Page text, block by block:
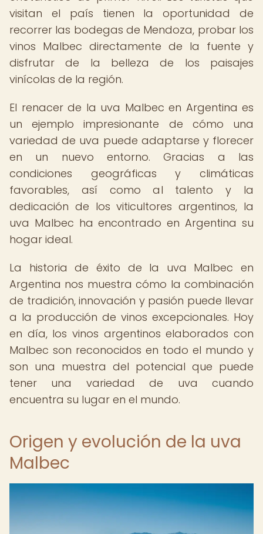
visitan el país tienen la oportunidad de
recorrer las bodegas de Mendoza, probar los
vinos Malbec directamente de la fuente y
disfrutar de la belleza de los paisajes
vinícolas de la región.
El renacer de la uva Malbec en Argentina es
un ejemplo impresionante de cómo una
variedad de uva puede adaptarse y florecer
en un nuevo entorno. Gracias a las
condiciones geográficas y climáticas
favorables, así como al talento y la
dedicación de los viticultores argentinos, la
uva Malbec ha encontrado en Argentina su
hogar ideal.
La historia de éxito de la uva Malbec en
Argentina nos muestra cómo la combinación
de tradición, innovación y pasión puede llevar
a la producción de vinos excepcionales. Hoy
en día, los vinos argentinos elaborados con
Malbec son reconocidos en todo el mundo y
son una muestra del potencial que puede
tener una variedad de uva cuando
encuentra su lugar en el mundo.
Origen y evolución de la uva
Malbec